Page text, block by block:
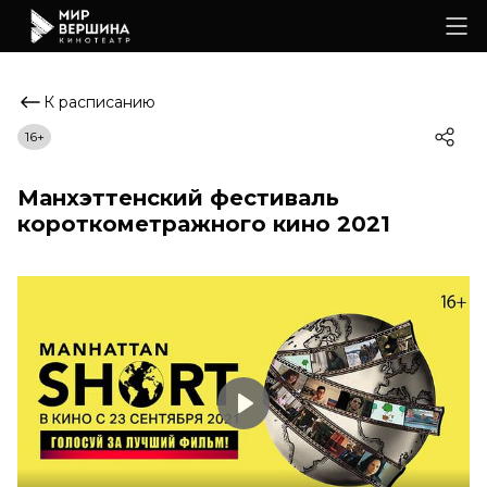
К расписанию
Манхэттенский фестиваль
короткометражного кино 2021
16+
Play